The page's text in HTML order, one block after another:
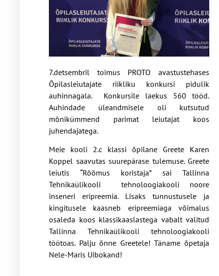
7.detsembril toimus PROTO avastustehases
Õpilasleiutajate riikliku konkursi pidulik
auhinnagala. Konkursile laekus 560 tööd.
Auhindade üleandmisele oli kutsutud
mõnikümmend parimat leiutajat koos
juhendajatega.
Meie kooli 2.c klassi õpilane Greete Karen
Koppel saavutas suurepärase tulemuse. Greete
leiutis “Rõõmus koristaja” sai Tallinna
Tehnikaülikooli tehnoloogiakooli noore
inseneri eripreemia. Lisaks tunnustusele ja
kingitusele kaasneb eripreemiaga võimalus
osaleda koos klassikaaslastega vabalt valitud
Tallinna Tehnikaülikooli tehnoloogiakooli
töötoas. Palju õnne Greetele! Täname õpetaja
Nele-Maris Uibokand!